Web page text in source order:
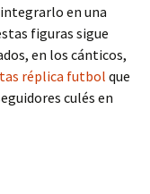
en una
figuras sigue
en los cánticos,
réplica futbolque
culés en